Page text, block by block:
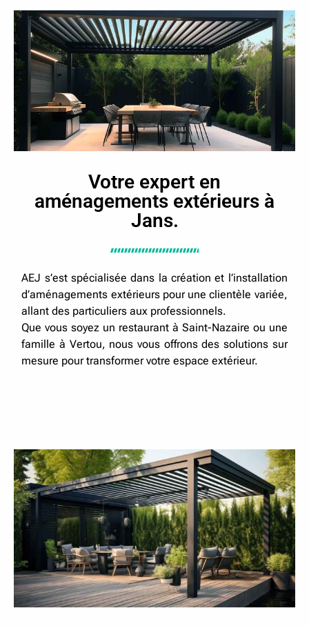
Votre expert en
aménagements extérieurs à
Jans.
AEJ s’est spécialisée dans la création et l’installation
d’aménagements extérieurs pour une clientèle variée,
allant des particuliers aux professionnels.
Que vous soyez un restaurant à Saint-Nazaire ou une
famille à Vertou, nous vous offrons des solutions sur
mesure pour transformer votre espace extérieur.